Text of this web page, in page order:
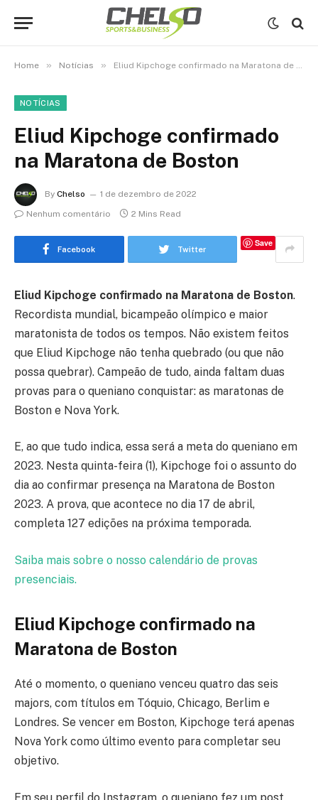
Home » Notícias » Eliud Kipchoge confirmado na Maratona de Boston
NOTÍCIAS
Eliud Kipchoge confirmado
na Maratona de Boston
By Chelso
1 de dezembro de 2022
Nenhum comentário
2 Mins Read
Facebook Twitter
Save
Eliud Kipchoge confirmado na Maratona de Boston.
Recordista mundial, bicampeão olímpico e maior
maratonista de todos os tempos. Não existem feitos
que Eliud Kipchoge não tenha quebrado (ou que não
possa quebrar). Campeão de tudo, ainda faltam duas
provas para o queniano conquistar: as maratonas de
Boston e Nova York.
E, ao que tudo indica, essa será a meta do queniano em
2023. Nesta quinta-feira (1), Kipchoge foi o assunto do
dia ao confirmar presença na Maratona de Boston
2023. A prova, que acontece no dia 17 de abril,
completa 127 edições na próxima temporada.
Saiba mais sobre o nosso calendário de provas
presenciais.
Eliud Kipchoge confirmado na
Maratona de Boston
Até o momento, o queniano venceu quatro das seis
majors, com títulos em Tóquio, Chicago, Berlim e
Londres. Se vencer em Boston, Kipchoge terá apenas
Nova York como último evento para completar seu
objetivo.
Em seu perfil do Instagram, o queniano fez um post